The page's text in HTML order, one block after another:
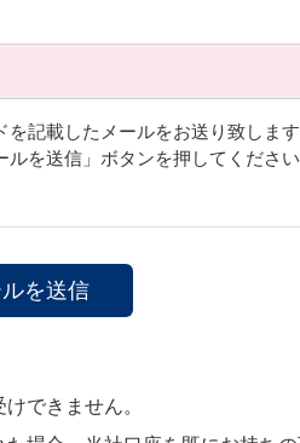
記載したメールをお送り致します
を送信」ボタンを押してください
できません。